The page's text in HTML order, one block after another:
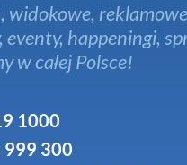
widokowe,
eventy, happeningi,
w całej Polsce!
1000
999 300